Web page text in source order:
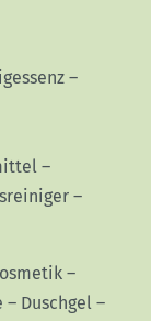
–
–
–
–
– Duschgel –